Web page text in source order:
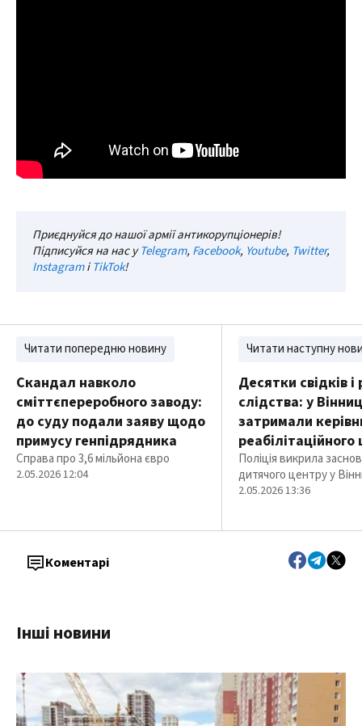
Приєднуйся до нашої армії антикорупціонерів!
Підписуйся на нас уTelegram, Facebook, Youtube, Twitter,
InstagramіTikTok!
Читати попередню новину
Скандал навколо
сміттєпереробного заводу:
до суду подали заяву щодо
примусу генпідрядника
Справа про 3,6 мільйона євро
2.05.2026 12:04
Читати наступну
Десятки свідків і
слідства: у
затримали
Поліція викрила
дитячого центру у
2.05.2026 13:36
Коментарі
Інші новини